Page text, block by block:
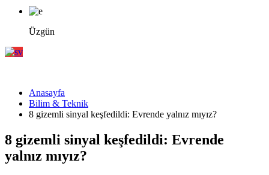
Üzgün
Anasayfa
Bilim & Teknik
8 gizemli sinyal keşfedildi: Evrende yalnız mıyız?
8 gizemli sinyal keşfedildi: Evrende
yalnız mıyız?